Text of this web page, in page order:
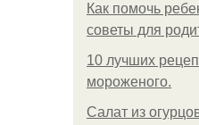
Как помочь
советы для
10 лучших
мороженого.
Салат из